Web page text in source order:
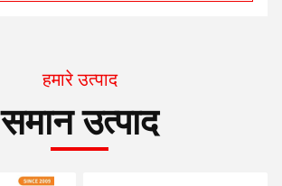
हमारे उत्पाद
समान उत्पाद